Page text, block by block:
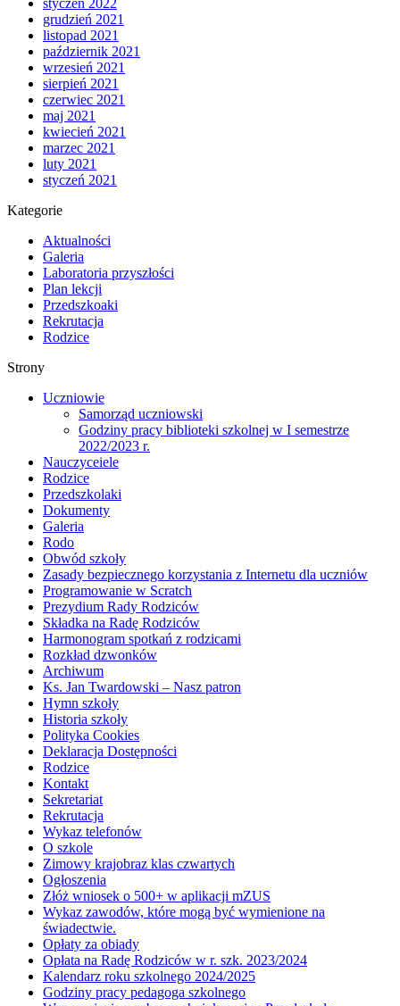
styczeń 2022
grudzień 2021
listopad 2021
październik 2021
wrzesień 2021
sierpień 2021
czerwiec 2021
maj 2021
kwiecień 2021
marzec 2021
luty 2021
styczeń 2021
Kategorie
Aktualności
Galeria
Laboratoria przyszłości
Plan lekcji
Przedszkoaki
Rekrutacja
Rodzice
Strony
Uczniowie
Samorząd uczniowski
Godziny pracy biblioteki szkolnej w I semestrze
2022/2023 r.
Nauczyceiele
Rodzice
Przedszkolaki
Dokumenty
Galeria
Rodo
Obwód szkoły
Zasady bezpiecznego korzystania z Internetu dla uczniów
Programowanie w Scratch
Prezydium Rady Rodziców
Składka na Radę Rodziców
Harmonogram spotkań z rodzicami
Rozkład dzwonków
Archiwum
Ks. Jan Twardowski – Nasz patron
Hymn szkoły
Historia szkoły
Polityka Cookies
Deklaracja Dostępności
Rodzice
Kontakt
Sekretariat
Rekrutacja
Wykaz telefonów
O szkole
Zimowy krajobraz klas czwartych
Ogłoszenia
Złóż wniosek o 500+ w aplikacji mZUS
Wykaz zawodów, które mogą być wymienione na
świadectwie.
Opłaty za obiady
Opłata na Radę Rodziców w r. szk. 2023/2024
Kalendarz roku szkolnego 2024/2025
Godziny pracy pedagoga szkolnego